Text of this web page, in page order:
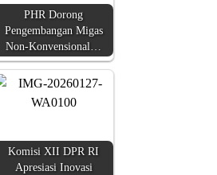
PHR Dorong
Pengembangan Migas
Non-Konvensional…
Komisi XII DPR RI
Apresiasi Inovasi